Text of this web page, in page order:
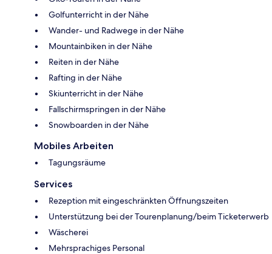
Golfunterricht in der Nähe
Wander- und Radwege in der Nähe
Mountainbiken in der Nähe
Reiten in der Nähe
Rafting in der Nähe
Skiunterricht in der Nähe
Fallschirmspringen in der Nähe
Snowboarden in der Nähe
Mobiles Arbeiten
Tagungsräume
Services
Rezeption mit eingeschränkten Öffnungszeiten
Unterstützung bei der Tourenplanung/beim Ticketerwerb
Wäscherei
Mehrsprachiges Personal